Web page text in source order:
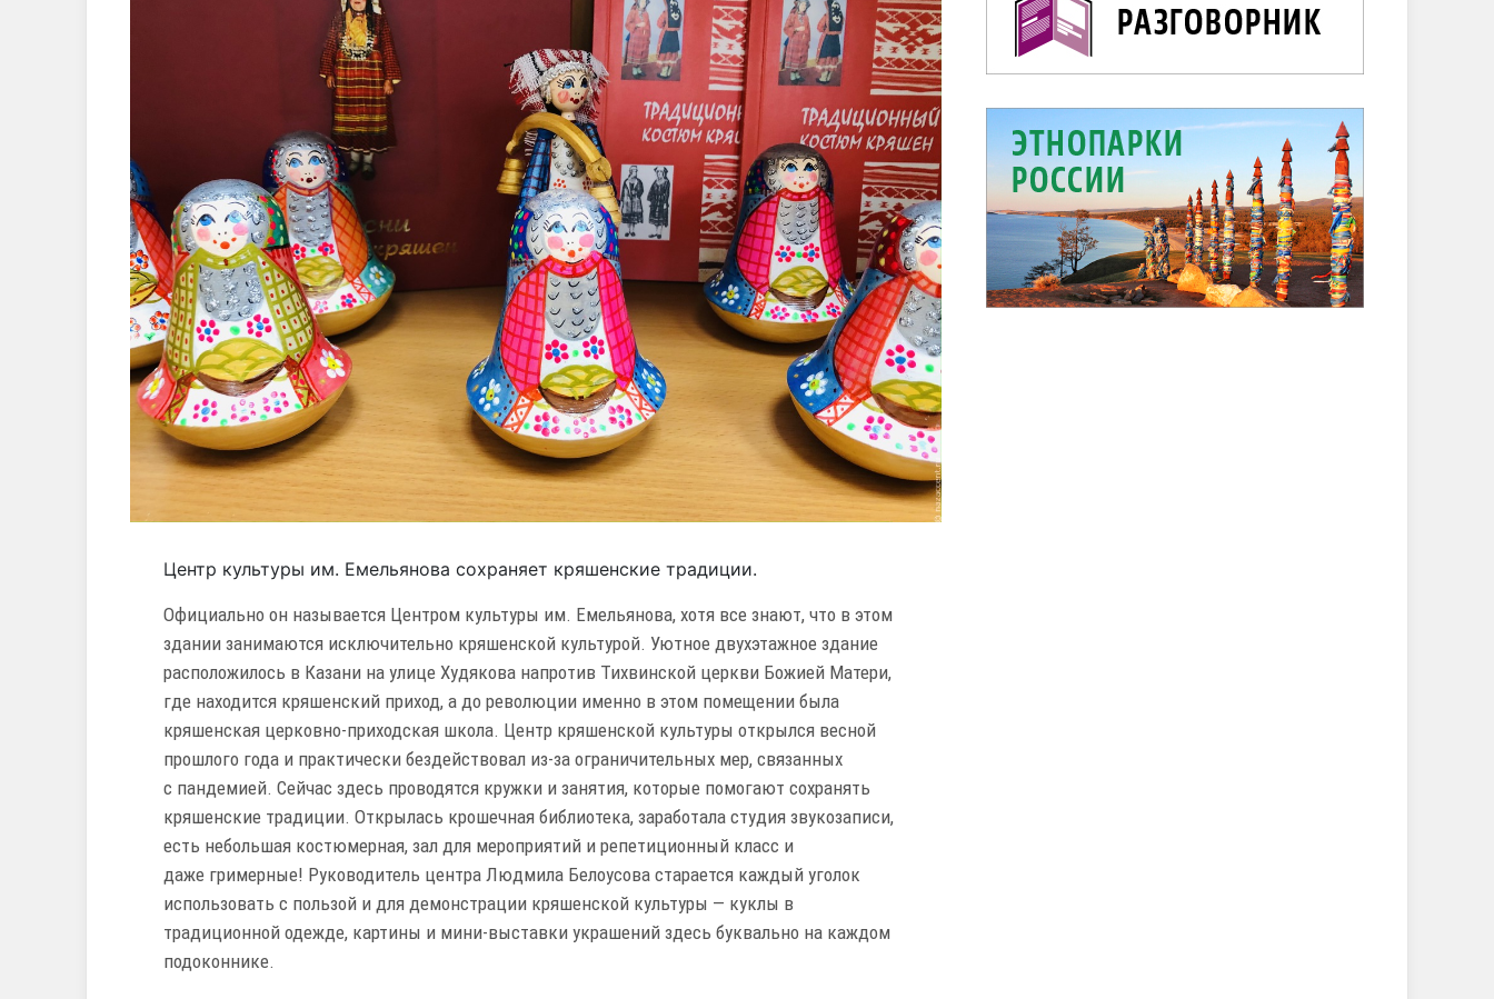
Центр культуры им. Емельянова сохраняет кряшенские традиции.
Официально он называется Центром культуры им. Емельянова, хотя все знают, что в этом
здании занимаются исключительно кряшенской культурой. Уютное двухэтажное здание
расположилось в Казани на улице Худякова напротив Тихвинской церкви Божией Матери,
где находится кряшенский приход, а до революции именно в этом помещении была
кряшенская церковно-приходская школа. Центр кряшенской культуры открылся весной
прошлого года и практически бездействовал из-за ограничительных мер, связанных
с пандемией. Сейчас здесь проводятся кружки и занятия, которые помогают сохранять
кряшенские традиции. Открылась крошечная библиотека, заработала студия звукозаписи,
есть небольшая костюмерная, зал для мероприятий и репетиционный класс и
даже гримерные! Руководитель центра Людмила Белоусова старается каждый уголок
использовать с пользой и для демонстрации кряшенской культуры — куклы в
традиционной одежде, картины и мини-выставки украшений здесь буквально на каждом
подоконнике.